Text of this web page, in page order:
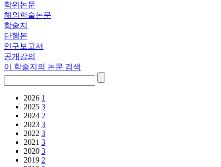
학위논문
해외학술논문
학술지
단행본
연구보고서
공개강의
이 학술지의 논문 검색
2026 1
2025 3
2024 2
2023 3
2022 3
2021 3
2020 3
2019 2